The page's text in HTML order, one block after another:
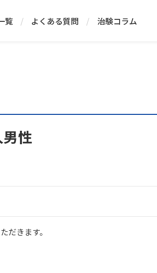
覧 / よくある質問 / 治験コラム
性
だきます。